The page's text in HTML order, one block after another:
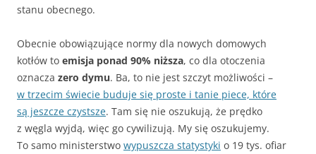
stanu obecnego.
Obecnie obowiązujące normy dla nowych domowych
kotłów to emisja ponad 90% niższa, co dla otoczenia
oznacza zero dymu. Ba, to nie jest szczyt możliwości –
w trzecim świecie buduje się proste i tanie piece, które
są jeszcze czystsze. Tam się nie oszukują, że prędko
z węgla wyjdą, więc go cywilizują. My się oszukujemy.
To samo ministerstwo wypuszcza statystyki o 19 tys. ofiar